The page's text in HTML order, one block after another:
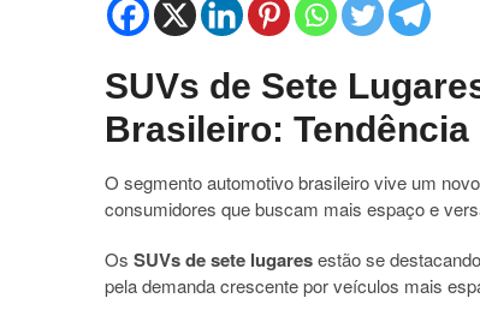
SUVs de Sete
Brasileiro:
O segmento automotivo brasileiro vive um
consumidores que buscam mais espaço e
Os SUVs de sete lugaresestão se
pela demanda crescente por veículos mais